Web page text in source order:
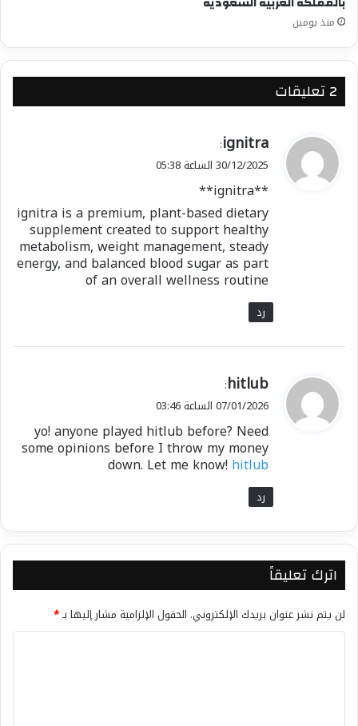
منذ يومين
‫2 تعليقات
ي
ق
ل
ignitra
:
30/12/2025 الساعة 05:38
**ignitra**
ignitra is a premium, plant-based dietary
supplement created to support healthy
metabolism, weight management, steady
energy, and balanced blood sugar as part
of an overall wellness routine
رد
ي
ق
ل
hitlub
:
07/01/2026 الساعة 03:46
yo! anyone played hitlub before? Need
some opinions before I throw my money
down. Let me know!hitlub
رد
اترك تعليقاً
لن يتم نشر عنوان بريدك الإلكتروني. الحقول الإلزامية مشار إليها بـ*